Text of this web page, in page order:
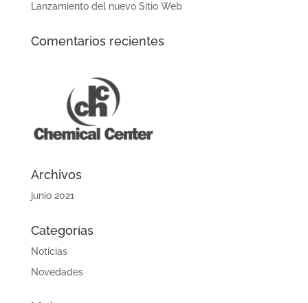
Lanzamiento del nuevo Sitio Web
Comentarios recientes
Archivos
junio 2021
Categorías
Noticias
Novedades